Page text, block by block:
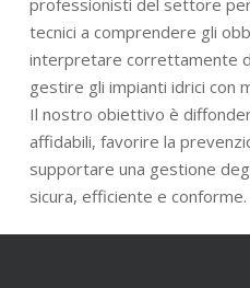
tecnici a comprendere gli
interpretare correttamente
gestire gli impianti idrici con
Il nostro obiettivo è
affidabili, favorire la
supportare una gestione
sicura, efficiente e conforme.